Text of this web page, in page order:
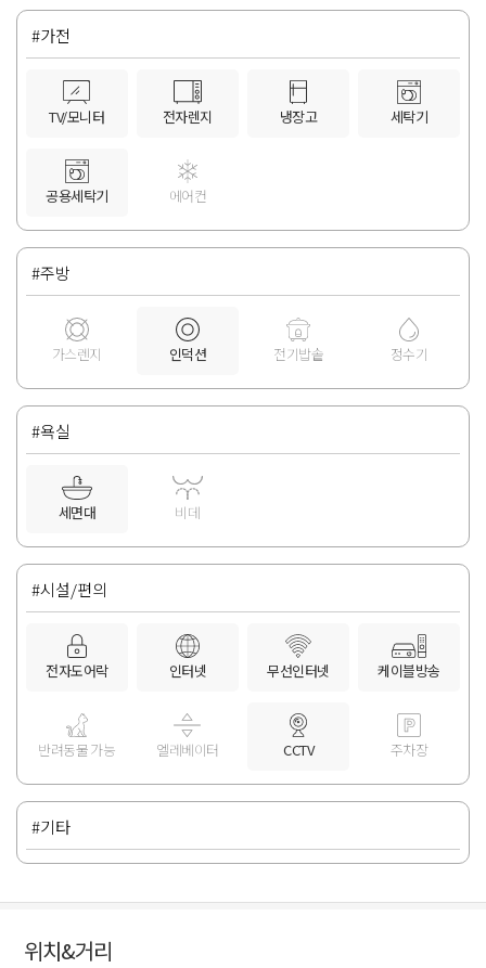
#가전
TV/모니터 전자렌지 냉장고 세탁기
공용세탁기 에어컨
#주방
가스렌지 인덕션 전기밥솥 정수기
#욕실
세면대 비데
#시설/편의
전자도어락 인터넷 무선인터넷 케이블방송
반려동물 가능 엘레베이터 CCTV 주차장
#기타
위치&거리